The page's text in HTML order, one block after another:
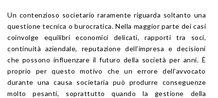
Un contenzioso societario raramente riguarda soltanto una
questione tecnica o burocratica. Nella maggior parte dei casi
coinvolge equilibri economici delicati, rapporti tra soci,
continuità aziendale, reputazione dell’impresa e decisioni
che possono influenzare il futuro della società per anni. È
proprio per questo motivo che un errore dell’avvocato
durante una causa societaria può produrre conseguenze
molto pesanti, soprattutto quando la gestione della